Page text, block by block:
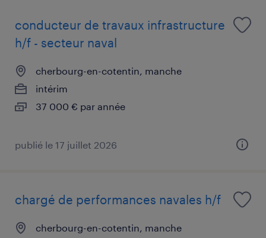
conducteur de travaux infrastructure
h/f - secteur naval
cherbourg-en-cotentin, manche
intérim
37 000 € par année
publié le 17 juillet 2026
chargé de performances navales h/f
cherbourg-en-cotentin, manche